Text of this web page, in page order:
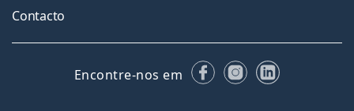
Contacto
Encontre-nos em FacebookInstagram
LinkedIn